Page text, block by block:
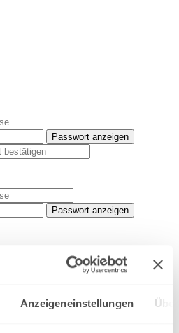
Anzeigeneinstellungen
Passwort anzeigen
Passwort anzeigen